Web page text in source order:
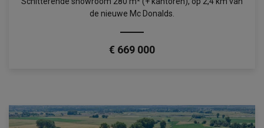
de nieuwe Mc Donalds.
€ 669 000